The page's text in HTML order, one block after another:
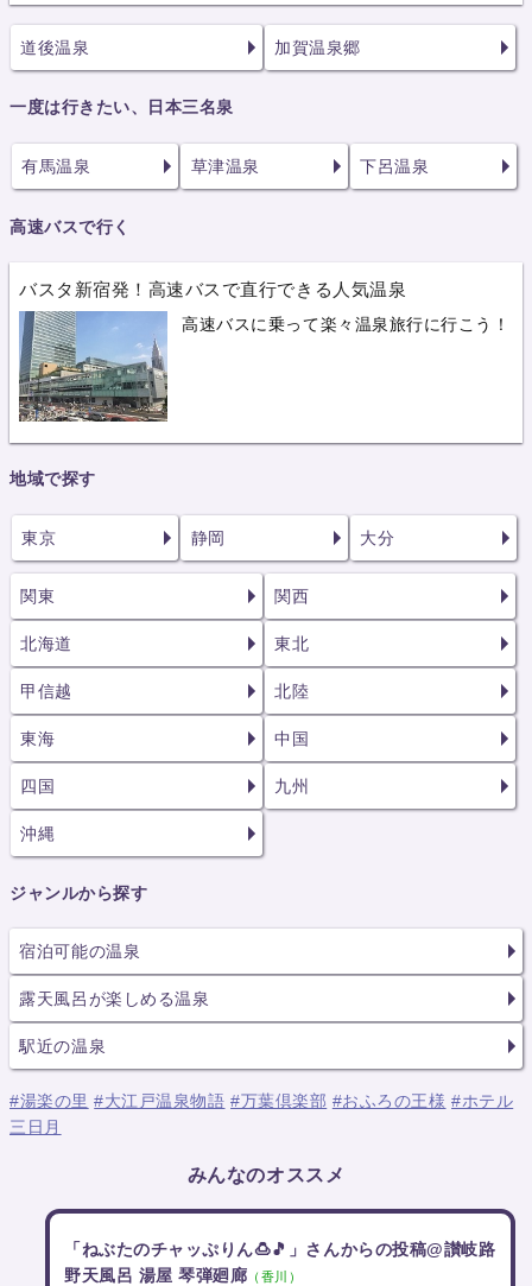
道後温泉 加賀温泉郷
一度は行きたい、日本三名泉
有馬温泉 草津温泉 下呂温泉
高速バスで行く
バスタ新宿発！高速バスで直行できる人気温泉
高速バスに乗って楽々温泉旅行に行こう！
地域で探す
東京 静岡 大分
関東 関西
北海道 東北
甲信越 北陸
東海 中国
四国 九州
沖縄
ジャンルから探す
宿泊可能の温泉
露天風呂が楽しめる温泉
駅近の温泉
#湯楽の里 #大江戸温泉物語 #万葉倶楽部 #おふろの王様 #ホテル
三日月
みんなのオススメ
「ねぶたのチャッぷりん🍮🎵」さんからの投稿@讃岐路
野天風呂 湯屋 琴弾廻廊 （香川）